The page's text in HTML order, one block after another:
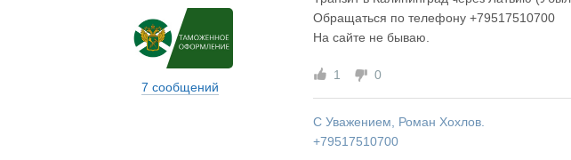
7 сообщений
Обращаться по телефону +79517510700
На сайте не бываю.
1 0
С Уважением, Роман Хохлов.
+79517510700